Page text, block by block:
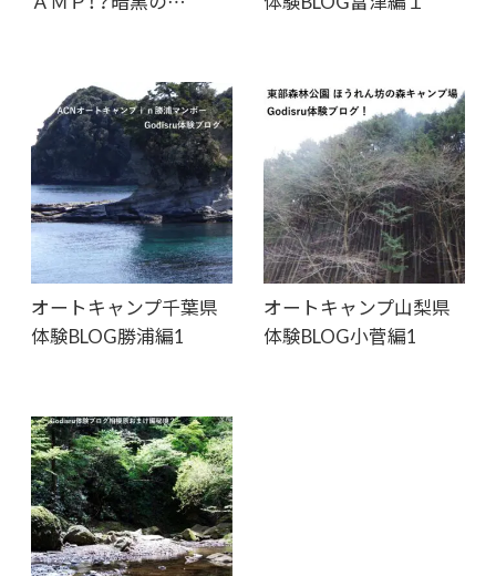
オートキャンプ千葉県
体験BLOG勝浦編1
オートキャンプ山梨県
体験BLOG小菅編1